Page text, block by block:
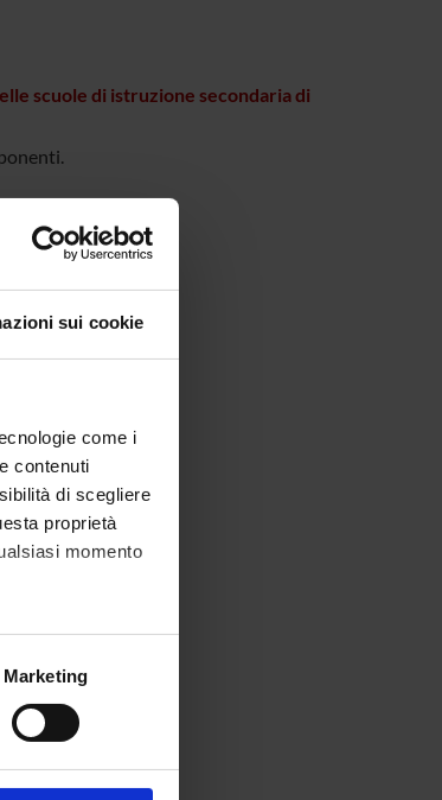
sui cookie
come i
contenuti
di scegliere
proprietà
momento
Marketing
scuole di istruzione secondaria di